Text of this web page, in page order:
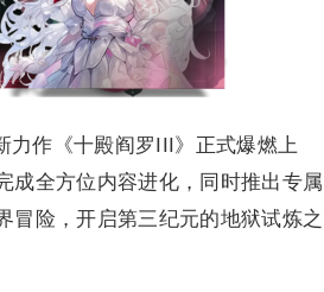
力作《十殿阎罗III》正式爆燃上
成全方位内容进化，同时推出专属
冒险，开启第三纪元的地狱试炼之